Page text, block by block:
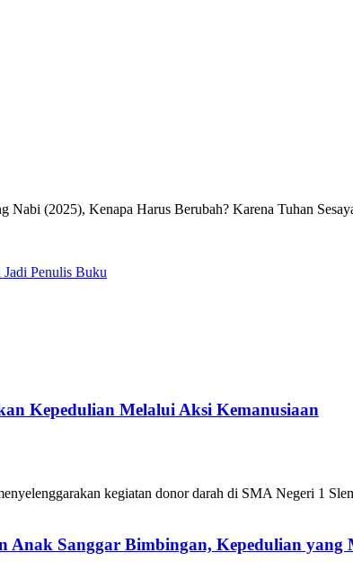
Nabi (2025), Kenapa Harus Berubah? Karena Tuhan
Penulis Buku
Kepedulian Melalui Aksi Kemanusiaan
kegiatan donor darah di SMA Negeri 1
Anak Sanggar Bimbingan, Kepedulian